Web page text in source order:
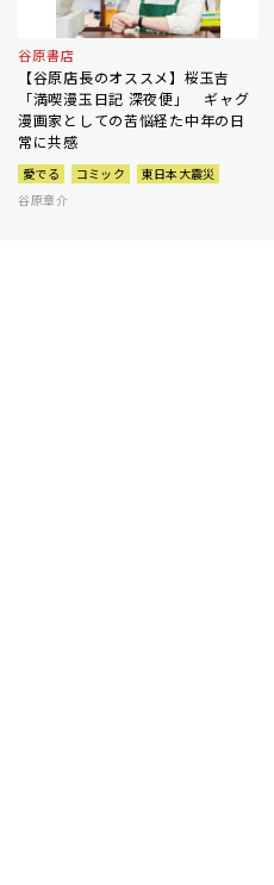
谷原書店
【谷原店長のオススメ】桜玉吉
「満喫漫玉日記 深夜便」 ギャグ
漫画家としての苦悩経た中年の日
常に共感
愛でる コミック
東日本大震災
谷原章介